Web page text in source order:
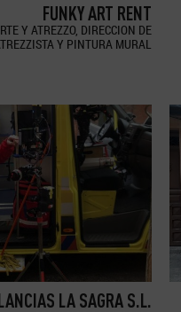
FUNKY ART RENT
Y ATREZZO, DIRECCION DE
Y PINTURA MURAL
LA SAGRA S.L.